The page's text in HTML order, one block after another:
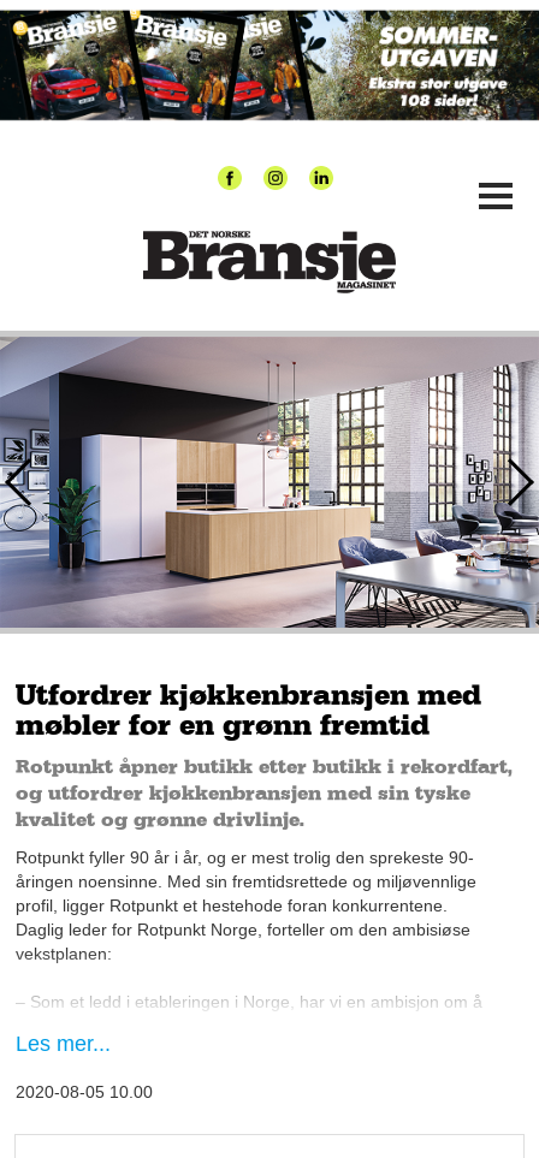
Utfordrer kjøkkenbransjen med
møbler for en grønn fremtid
Rotpunkt åpner butikk etter butikk i rekordfart,
og utfordrer kjøkkenbransjen med sin tyske
kvalitet og grønne drivlinje.
Rotpunkt fyller 90 år i år, og er mest trolig den sprekeste 90-
åringen noensinne. Med sin fremtidsrettede og miljøvennlige
profil, ligger Rotpunkt et hestehode foran konkurrentene.
Daglig leder for Rotpunkt Norge, forteller om den ambisiøse
vekstplanen:
– Som et ledd i etableringen i Norge, har vi en ambisjon om å
være overalt, men vi skal være der potensialeter stort nok
vårt segment, avslører Johnny Torp.
Les mer...
2020-08-05 10.00